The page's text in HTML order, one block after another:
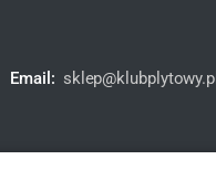
Email: sklep@klubplytowy.pl